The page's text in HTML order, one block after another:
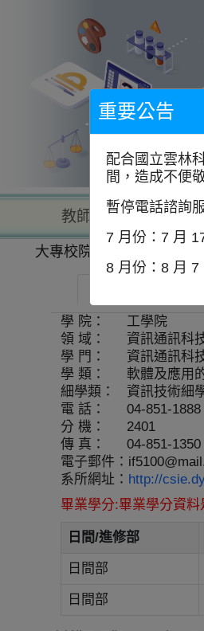
教師查詢
大專校院一覽表
學 院：
工學院
領 域：
資訊通訊科
學 門：
資訊通訊科
學 類：
軟體及應用
細學類：
資訊技術細
電 話：
04-851-1888
分 機：
2401
傳 真：
04-851-1350
電子郵件：
系所網址： http://
畢業學分:畢業學分資
日間/進修部
日間部
日間部
重要公告
配合國立雲林
間，造成不便
暫停電話諮詢
7 月份：7 月
8 月份：8 月 7